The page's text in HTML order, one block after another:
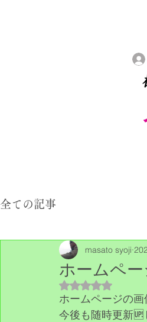
全ての記事
ホームペ
masato syoji
5つ星のうち
ホームページの画
今後も随時更新🆙